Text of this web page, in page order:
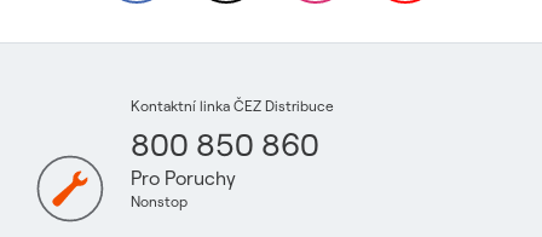
Kontaktní linka ČEZ Distribuce
800 850 860
Pro Poruchy
Nonstop